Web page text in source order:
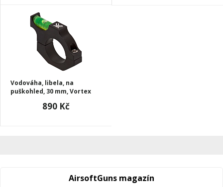
Vodováha, libela, na
puškohled, 30 mm, Vortex
890 Kč
AirsoftGuns magazín